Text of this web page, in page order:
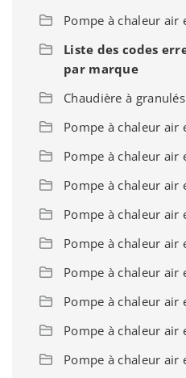
Pompe à chaleur air
Liste des codes
par marque
Chaudière à
Pompe à chaleur air
Pompe à chaleur air
Pompe à chaleur air
Pompe à chaleur air
Pompe à chaleur air
Pompe à chaleur air
Pompe à chaleur air
Pompe à chaleur air
Pompe à chaleur air